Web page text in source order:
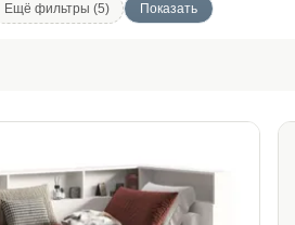
Ещё фильтры (5)